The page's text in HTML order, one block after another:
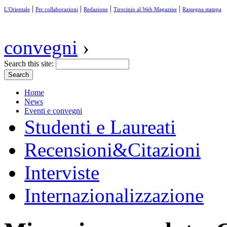
L'Orientale | Per collaborazioni | Redazione | Tirocinio al Web Magazine | Rassegna stampa
convegni ›
Search this site:
Home
News
Eventi e convegni
Studenti e Laureati
Recensioni&Citazioni
Interviste
Internazionalizzazione